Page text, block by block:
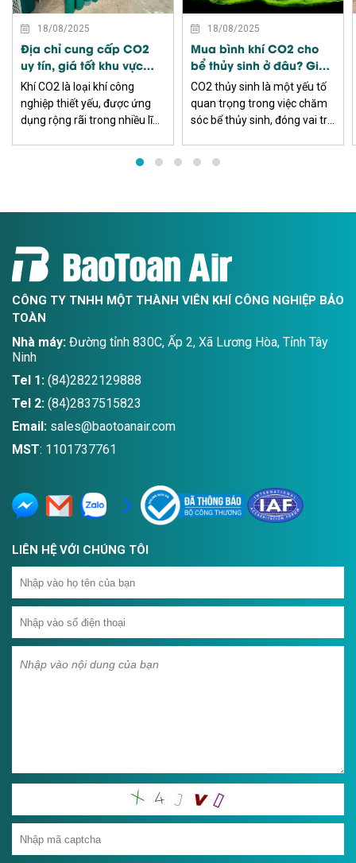
XEM THÊM
18/08/2025
Địa chỉ cung cấp CO2
uy tín, giá tốt khu vực
miền Nam
Khí CO2 là loại khí công
nghiệp thiết yếu, được ứng
dụng rộng rãi trong nhiều lĩnh
nhiều khu công nghiệp, nhà
XEM THÊM
18/08/2025
Mua bình khí CO2 cho
bể thủy sinh ở đâu? Giá
bao nhiêu?
CO2 thủy sinh là một yếu tố
quan trọng trong việc chăm
sóc bể thủy sinh, đóng vai trò
dụng CO2 thủy sinh đảm bảo
CÔNG TY TNHH MỘT THÀNH VIÊN KHÍ CÔNG NGHIỆP BẢO
TOÀN
Nhà máy: Đường tỉnh 830C, Ấp 2, Xã Lương Hòa, Tỉnh Tây
Ninh
Tel 1: (84)2822129888
Tel 2: (84)2837515823
Email: sales@baotoanair.com
MST: 1101737761
LIÊN HỆ VỚI CHÚNG TÔI